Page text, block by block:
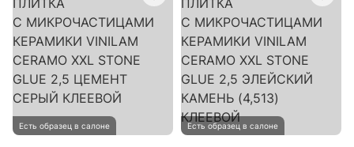
Есть образец в салоне Есть образец в салоне